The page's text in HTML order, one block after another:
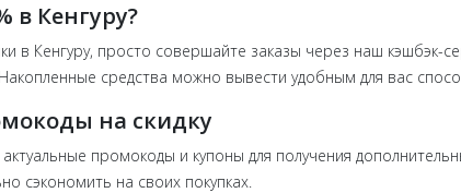
в Кенгуру?
в Кенгуру, просто совершайте заказы через наш кэшбэк-
средства можно вывести удобным для вас
на скидку
промокоды и купоны для получения
сэкономить на своих покупках.